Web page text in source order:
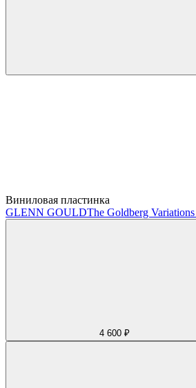
Виниловая пластинка
GLENN GOULDThe Goldberg
4 600 ₽